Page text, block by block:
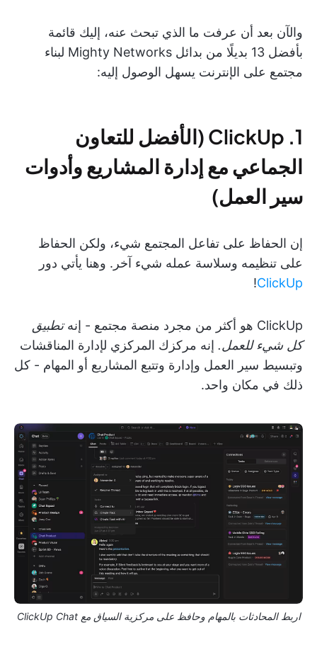
والآن بعد أن عرفت ما الذي تبحث عنه، إليك قائمة
بأفضل 13 بديلًا من بدائل Mighty Networks لبناء
مجتمع على الإنترنت يسهل الوصول إليه:
1. ClickUp (الأفضل للتعاون
الجماعي مع إدارة المشاريع وأدوات
سير العمل)
إن الحفاظ على تفاعل المجتمع شيء، ولكن الحفاظ
على تنظيمه وسلاسة عمله شيء آخر. وهنا يأتي دور
ClickUp
!
ClickUp هو أكثر من مجرد منصة مجتمع - إنه
تطبيق
كل شيء للعمل. إنه مركزك المركزي لإدارة المناقشات
وتبسيط سير العمل وإدارة وتتبع المشاريع أو المهام - كل
ذلك في مكان واحد.
اربط المحادثات بالمهام وحافظ على مركزية السياق مع ClickUp Chat